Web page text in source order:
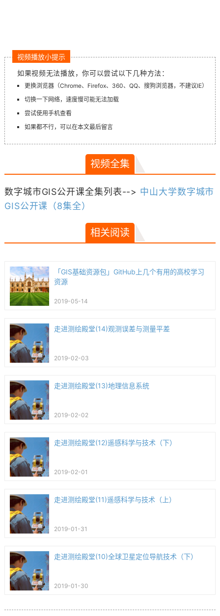
视频播放小提示
如果视频无法播放，你可以尝试以下几种方法：
更换浏览器（Chrome、Firefox、360、QQ、搜狗浏览器，不建议IE）
切换一下网络，速度慢可能无法加载
尝试使用手机查看
如果都不行，可以在本文最后留言
视频全集
数字城市GIS公开课全集列表--> 中山大学数字城市
GIS公开课（8集全）
相关阅读
「GIS基础资源包」GitHub上几个有用的高校学习
资源
2019-05-14
走进测绘殿堂(14)观测误差与测量平差
2019-02-03
走进测绘殿堂(13)地理信息系统
2019-02-02
走进测绘殿堂(12)遥感科学与技术（下）
2019-02-01
走进测绘殿堂(11)遥感科学与技术（上）
2019-01-31
走进测绘殿堂(10)全球卫星定位导航技术（下）
2019-01-30